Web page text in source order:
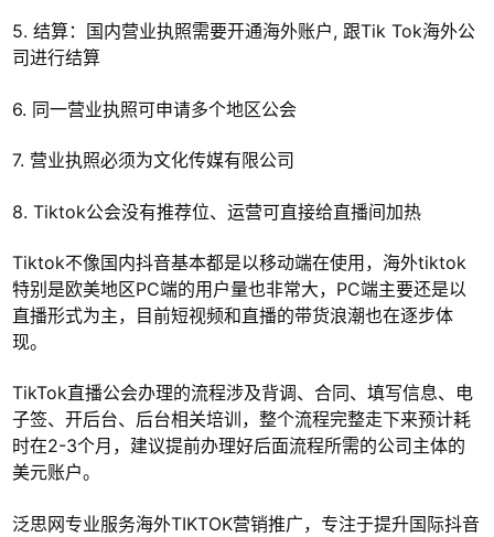
5. 结算：国内营业执照需要开通海外账户, 跟Tik Tok海外公
司进行结算
6. 同一营业执照可申请多个地区公会
7. 营业执照必须为文化传媒有限公司
8. Tiktok公会没有推荐位、运营可直接给直播间加热
Tiktok不像国内抖音基本都是以移动端在使用，海外tiktok
特别是欧美地区PC端的用户量也非常大，PC端主要还是以
直播形式为主，目前短视频和直播的带货浪潮也在逐步体
现。
TikTok直播公会办理的流程涉及背调、合同、填写信息、电
子签、开后台、后台相关培训，整个流程完整走下来预计耗
时在2-3个月，建议提前办理好后面流程所需的公司主体的
美元账户。
泛思网专业服务海外TIKTOK营销推广，专注于提升国际抖音